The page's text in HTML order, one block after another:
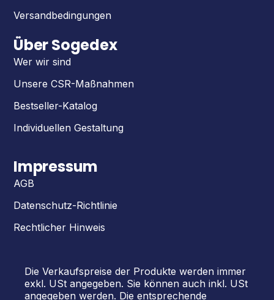
Versandbedingungen
Über Sogedex
Wer wir sind
Unsere CSR-Maßnahmen
Bestseller-Katalog
Individuellen Gestaltung
Impressum
AGB
Datenschutz-Richtlinie
Rechtlicher Hinweis
Die Verkaufspreise der Produkte werden immer
exkl. USt angegeben. Sie können auch inkl. USt
angegeben werden. Die entsprechende